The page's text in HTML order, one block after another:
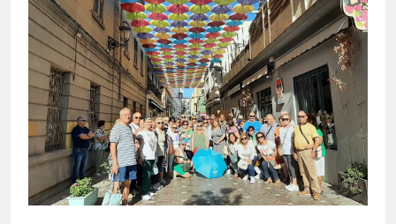
echa el cierre con éxito
rotundo
2 Semanas Atrás
La Mancomunidad y el
Banco de Alimentos del
Campo de Gibraltar renuevan
su convenio de colaboración
2 Semanas Atrás
Tráfico especial para
despedir la feria. Ojo si vas
a Santa Bárbara
2 Semanas Atrás
La feria se despide por todo
lo alto: Antonio José,
fuegos artificiales y música
2 Semanas Atrás